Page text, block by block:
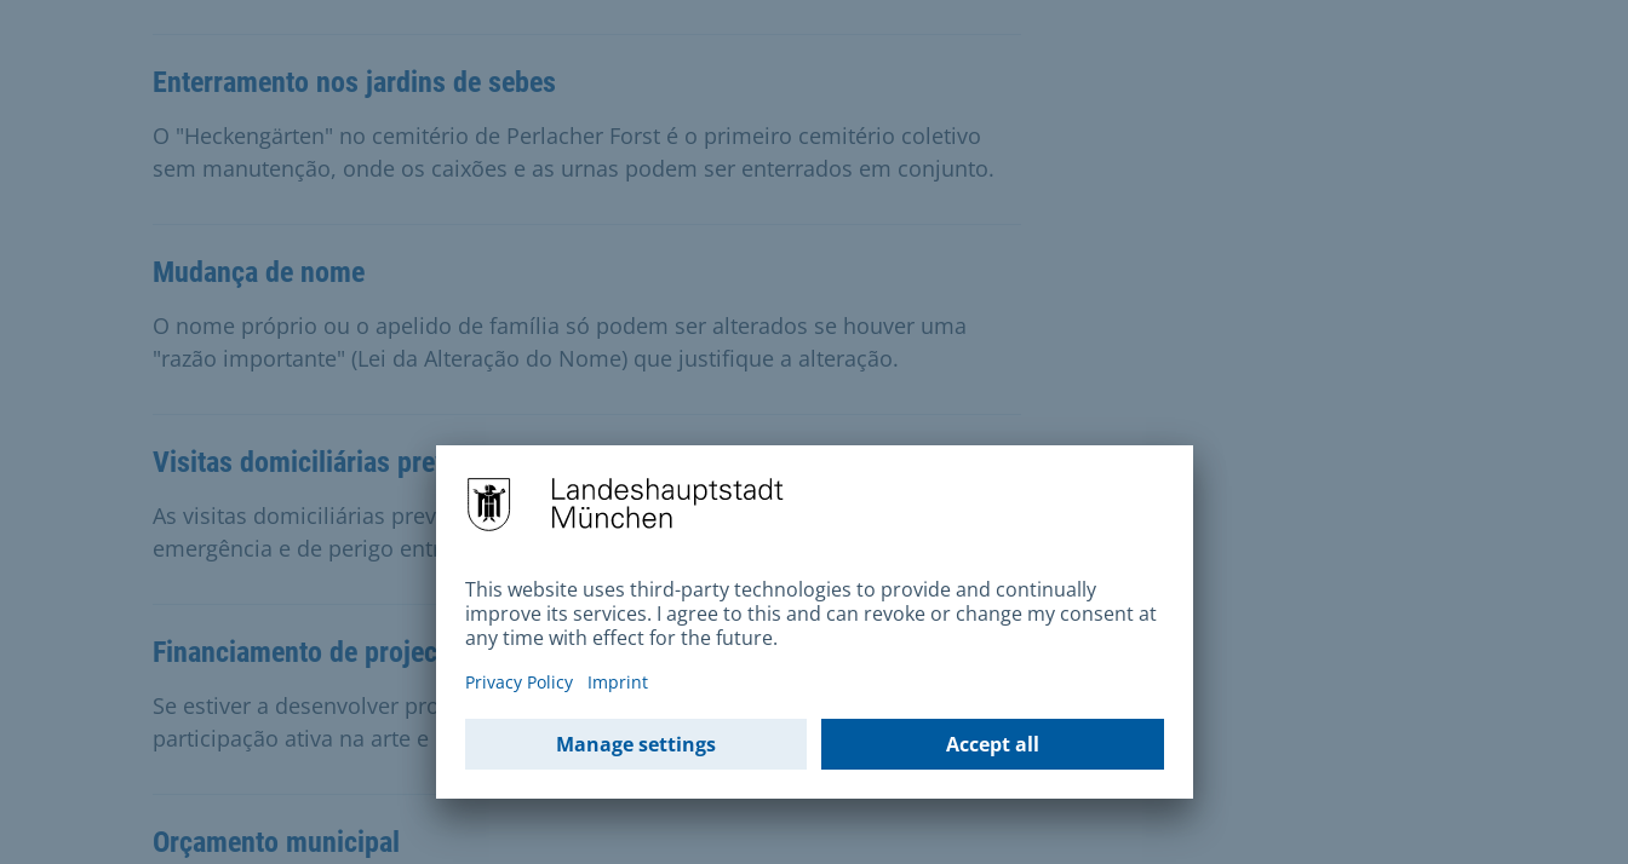
Enterramento nos jardins de sebes
O "Heckengärten" no cemitério de Perlacher Forst é o primeiro cemitério coletivo
sem manutenção, onde os caixões e as urnas podem ser enterrados em conjunto.
Mudança de nome
O nome próprio ou o apelido de família só podem ser alterados se houver uma
"razão importante" (Lei da Alteração do Nome) que justifique a alteração.
Visitas domiciliárias preventivas para pessoas idosas
As visitas domiciliárias preventivas destinam-se a ajudar a reconhecer situações de
emergência e de perigo entre os idosos numa fase precoce.
Financiamento de projectos de educação cultural
Se estiver a desenvolver projectos na região de Munique que permitam uma
participação ativa na arte e na cultura, pode candidatar-se a este financiamento.
Orçamento municipal